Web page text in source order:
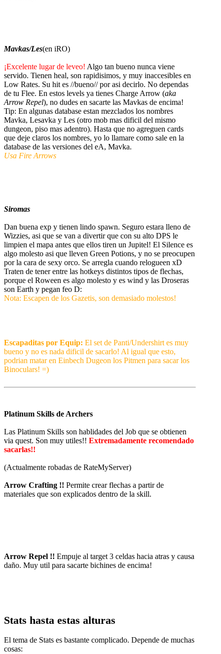
Mavkas/Les(en iRO)
¡Excelente lugar de leveo! Algo tan bueno nunca viene
servido. Tienen heal, son rapidisimos, y muy inaccesibles en
Low Rates. Su hit es //bueno// por asi decirlo. No dependas
de tu Flee. En estos levels ya tienes Charge Arrow (aka
Arrow Repel), no dudes en sacarte las Mavkas de encima!
Tip: En algunas database estan mezclados los nombres
Mavka, Lesavka y Les (otro mob mas dificil del mismo
dungeon, piso mas adentro). Hasta que no agreguen cards
que deje claros los nombres, yo lo llamare como sale en la
database de las versiones del eA, Mavka.
Usa Fire Arrows
Siromas
Dan buena exp y tienen lindo spawn. Seguro estara lleno de
Wizzies, asi que se van a divertir que con su alto DPS le
limpien el mapa antes que ellos tiren un Jupitel! El Silence es
algo molesto asi que lleven Green Potions, y no se preocupen
por la cara de sexy orco. Se arregla cuando relogueen xD
Traten de tener entre las hotkeys distintos tipos de flechas,
porque el Roween es algo molesto y es wind y las Droseras
son Earth y pegan feo D:
Nota: Escapen de los Gazetis, son demasiado molestos!
Escapaditas por Equip: El set de Panti/Undershirt es muy
bueno y no es nada dificil de sacarlo! Al igual que esto,
podrian matar en Einbech Dugeon los Pitmen para sacar los
Binoculars! =)
Platinum Skills de Archers
Las Platinum Skills son hablidades del Job que se obtienen
via quest. Son muy utiles!! Extremadamente recomendado
sacarlas!!
(Actualmente robadas de RateMyServer)
Arrow Crafting !! Permite crear flechas a partir de
materiales que son explicados dentro de la skill.
Arrow Repel !! Empuje al target 3 celdas hacia atras y causa
daño. Muy util para sacarte bichines de encima!
Stats hasta estas alturas
El tema de Stats es bastante complicado. Depende de muchas
cosas: